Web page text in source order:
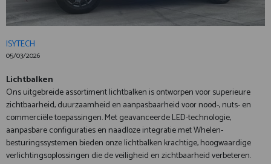
ISYTECH
05/03/2026
Lichtbalken
Ons uitgebreide assortiment lichtbalken is ontworpen voor superieure
zichtbaarheid, duurzaamheid en aanpasbaarheid voor nood-, nuts- en
commerciële toepassingen. Met geavanceerde LED-technologie,
aanpasbare configuraties en naadloze integratie met Whelen-
besturingssystemen bieden onze lichtbalken krachtige, hoogwaardige
verlichtingsoplossingen die de veiligheid en zichtbaarheid verbeteren.